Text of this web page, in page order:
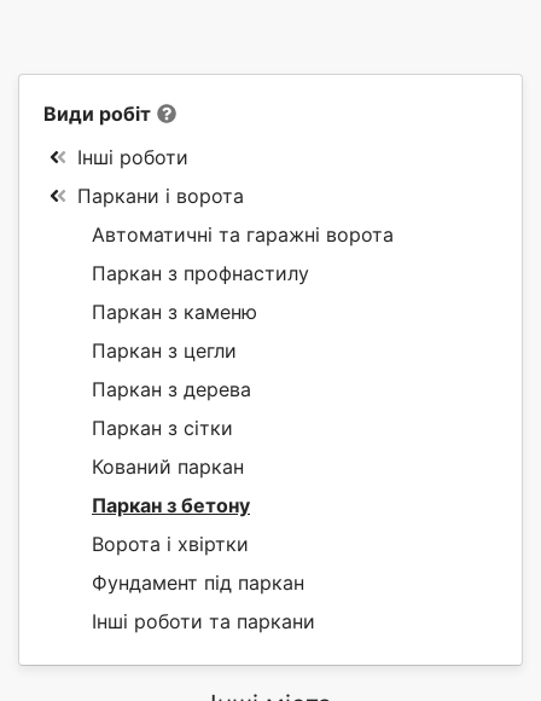
Види робіт
Інші роботи
Паркани і ворота
Автоматичні та гаражні ворота
Паркан з профнастилу
Паркан з каменю
Паркан з цегли
Паркан з дерева
Паркан з сітки
Кований паркан
Паркан з бетону
Ворота і хвіртки
Фундамент під паркан
Інші роботи та паркани